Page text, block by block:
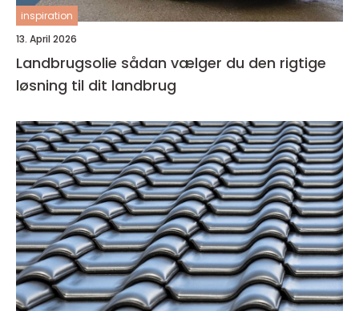
inspiration
13. April 2026
Landbrugsolie sådan vælger du den rigtige
løsning til dit landbrug